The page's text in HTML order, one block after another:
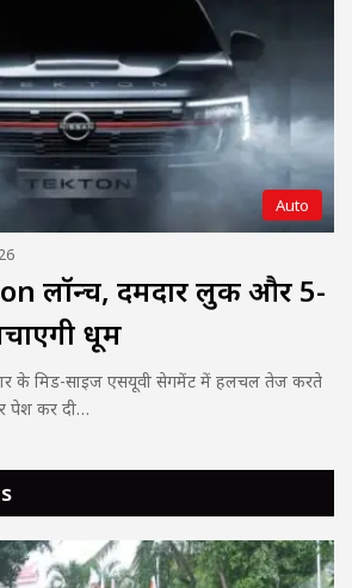
Auto
लॉन्च, दमदार लुक और 5-
धूम
के मिड-साइज एसयूवी सेगमेंट में हलचल तेज करते
पेश कर दी…